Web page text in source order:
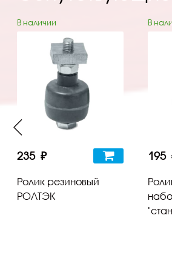
В наличии
235 ₽
Ролик резиновый
РОЛТЭК
В
195